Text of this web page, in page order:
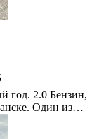
год. 2.0 Бензин,
Один из…